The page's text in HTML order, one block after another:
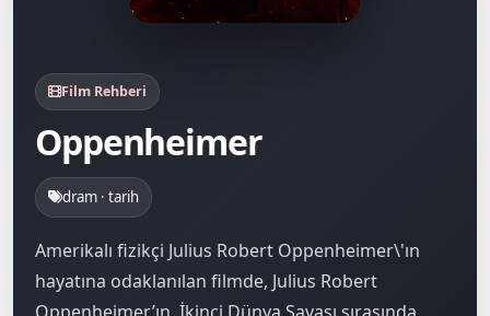
Film Rehberi
Oppenheimer
dram · tarih
Amerikalı fizikçi Julius Robert Oppenheimer\'ın
hayatına odaklanılan filmde, Julius Robert